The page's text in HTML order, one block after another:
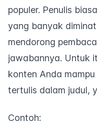
populer. Penulis
yang banyak
mendorong
jawabannya. Untuk
konten Anda
tertulis dalam judul,
Contoh: